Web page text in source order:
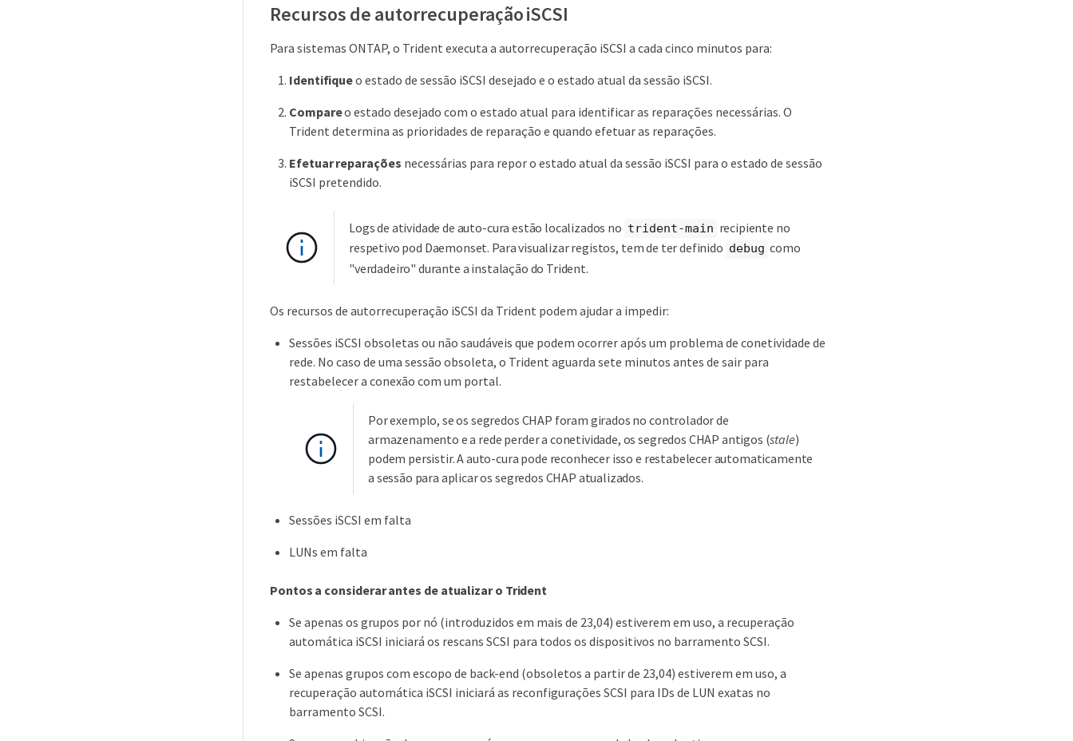
Recursos de autorrecuperação iSCSI
Para sistemas ONTAP, o Trident executa a autorrecuperação iSCSI a cada cinco minutos para:
Identifiqueo estado de sessão iSCSI desejado e o estado atual da sessão iSCSI.
Compareo estado desejado com o estado atual para identificar as reparações necessárias. O
Trident determina as prioridades de reparação e quando efetuar as reparações.
Efetuar reparações necessárias para repor o estado atual da sessão iSCSI para o estado de sessão
iSCSI pretendido.
Logs de atividade de auto-cura estão localizados no trident-main recipiente no
respetivo pod Daemonset. Para visualizar registos, tem de ter definido debug como
"verdadeiro" durante a instalação do Trident.
Os recursos de autorrecuperação iSCSI da Trident podem ajudar a impedir:
Sessões iSCSI obsoletas ou não saudáveis que podem ocorrer após um problema de conetividade de
rede. No caso de uma sessão obsoleta, o Trident aguarda sete minutos antes de sair para
restabelecer a conexão com um portal.
Por exemplo, se os segredos CHAP foram girados no controlador de
armazenamento e a rede perder a conetividade, os segredos CHAP antigos (stale)
podem persistir. A auto-cura pode reconhecer isso e restabelecer automaticamente
a sessão para aplicar os segredos CHAP atualizados.
Sessões iSCSI em falta
LUNs em falta
Pontos a considerar antes de atualizar o Trident
Se apenas os grupos por nó (introduzidos em mais de 23,04) estiverem em uso, a recuperação
automática iSCSI iniciará os rescans SCSI para todos os dispositivos no barramento SCSI.
Se apenas grupos com escopo de back-end (obsoletos a partir de 23,04) estiverem em uso, a
recuperação automática iSCSI iniciará as reconfigurações SCSI para IDs de LUN exatas no
barramento SCSI.